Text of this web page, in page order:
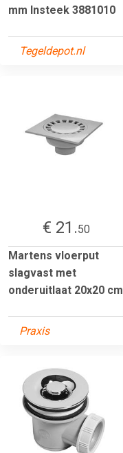
mm Insteek 3881010
Tegeldepot.nl
€ 21.50
Martens vloerput
slagvast met
onderuitlaat 20x20 cm
Praxis